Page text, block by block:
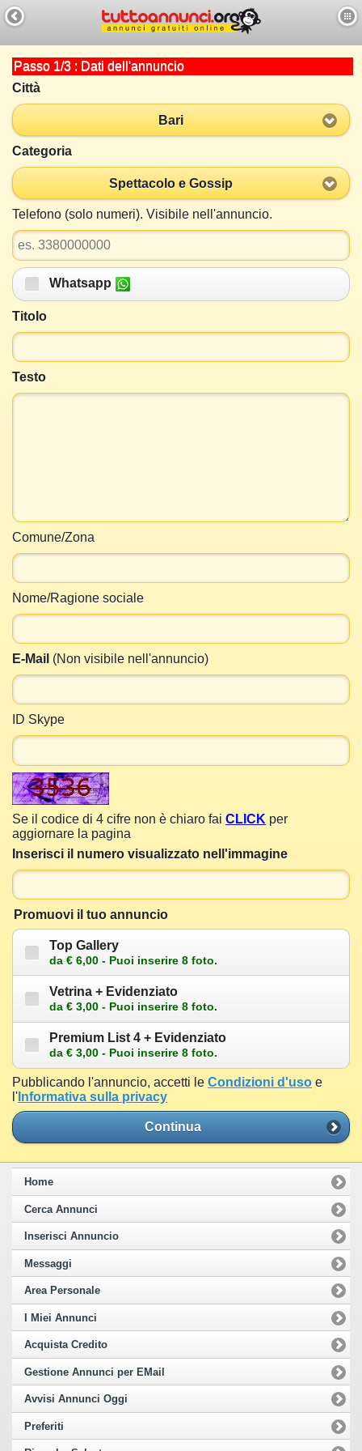
Passo 1/3 : Dati dell'annuncio
Città
Bari
Categoria
Spettacolo e Gossip
Telefono (solo numeri). Visibile nell'annuncio.
Whatsapp
Titolo
Testo
Comune/Zona
Nome/Ragione sociale
E-Mail (Non visibile nell'annuncio)
ID Skype
Se il codice di 4 cifre non è chiaro fai CLICK per
aggiornare la pagina
Inserisci il numero visualizzato nell'immagine
Promuovi il tuo annuncio
Top Gallery
da € 6,00 - Puoi inserire 8 foto.
Vetrina + Evidenziato
da € 3,00 - Puoi inserire 8 foto.
Premium List 4 + Evidenziato
da € 3,00 - Puoi inserire 8 foto.
Pubblicando l'annuncio, accetti le Condizioni d'uso e
l' Informativa sulla privacy
Continua
Home
Cerca Annunci
Inserisci Annuncio
Messaggi
Area Personale
I Miei Annunci
Acquista Credito
Gestione Annunci per EMail
Avvisi Annunci Oggi
Preferiti